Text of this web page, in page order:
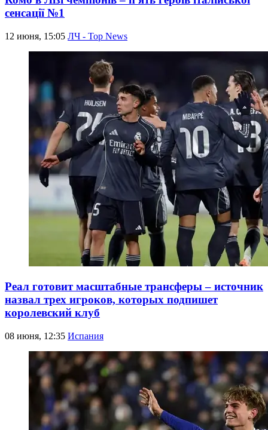
сенсації №1
12 июня, 15:05 ЛЧ - Top News
Реал готовит масштабные трансферы – источник
назвал трех игроков, которых подпишет
королевский клуб
08 июня, 12:35 Испания